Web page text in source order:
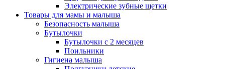
Электрические зубные щетки
Товары для мамы и малыша
Безопасность малыша
Бутылочки
Бутылочки с 2 месяцев
Поильники
Гигиена малыша